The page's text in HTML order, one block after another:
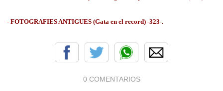
- FOTOGRAFIES ANTIGUES (Gata en el record) -323-.
0 COMENTARIOS